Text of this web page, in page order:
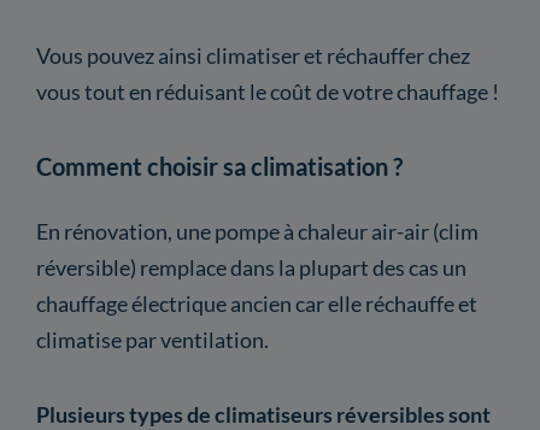
Vous pouvez ainsi climatiser et réchauffer chez
vous tout en réduisant le coût de votre chauffage !
Comment choisir sa climatisation ?
En rénovation, une pompe à chaleur air-air (clim
réversible) remplace dans la plupart des cas un
chauffage électrique ancien car elle réchauffe et
climatise par ventilation.
Plusieurs types de climatiseurs réversibles sont